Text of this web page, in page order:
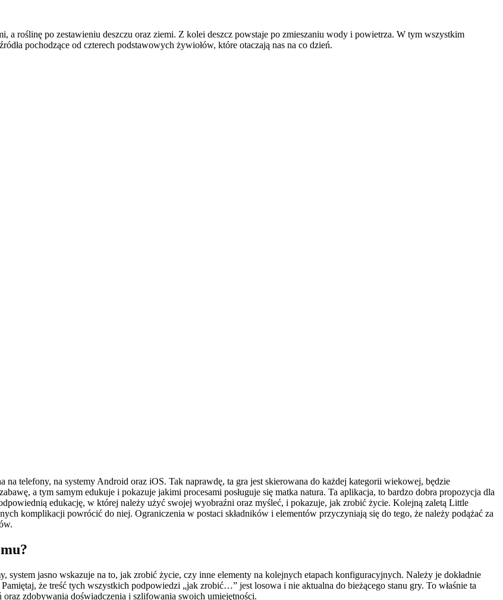
a roślinę po zestawieniu deszczu oraz ziemi. Z kolei deszcz powstaje po zmieszaniu wody i powietrza. W tym wszystkim
pochodzące od czterech podstawowych żywiołów, które otaczają nas na co dzień.
telefony, na systemy Android oraz iOS. Tak naprawdę, ta gra jest skierowana do każdej kategorii wiekowej, będzie
a tym samym edukuje i pokazuje jakimi procesami posługuje się matka natura. Ta aplikacja, to bardzo dobra propozycja dla
edukację, w której należy użyć swojej wyobraźni oraz myśleć, i pokazuje, jak zrobić życie. Kolejną zaletą Little
komplikacji powrócić do niej. Ograniczenia w postaci składników i elementów przyczyniają się do tego, że należy podążać za
jasno wskazuje na to, jak zrobić życie, czy inne elementy na kolejnych etapach konfiguracyjnych. Należy je dokładnie
że treść tych wszystkich podpowiedzi „jak zrobić…” jest losowa i nie aktualna do bieżącego stanu gry. To właśnie ta
zdobywania doświadczenia i szlifowania swoich umiejętności.